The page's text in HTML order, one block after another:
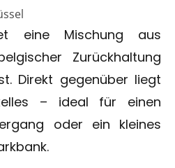
eine Mischung aus
Zurückhaltung
Direkt gegenüber liegt
– ideal für einen
oder ein kleines